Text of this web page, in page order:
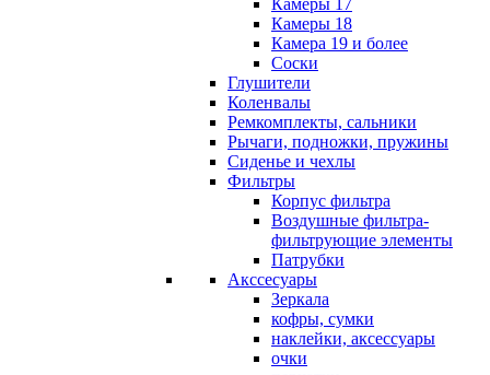
Камеры 17
Камеры 18
Камера 19 и более
Соски
Глушители
Коленвалы
Ремкомплекты, сальники
Рычаги, подножки, пружины
Сиденье и чехлы
Фильтры
Корпус фильтра
Воздушные фильтра-
фильтрующие элементы
Патрубки
Акссесуары
Зеркала
кофры, сумки
наклейки, аксессуары
очки